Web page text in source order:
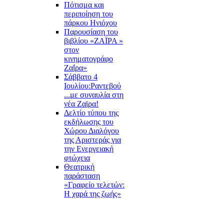
Πότισμα και
περιποίηση του
πάρκου Ηνιόχου
Παρουσίαση του
βιβλίου «ΖΑΪΡΑ »
στον
κινηματογράφο
Ζαΐρα»
Σάββατο 4
Ιουλίου:Ραντεβού
...με συναυλία στη
νέα Ζαϊρα!
Δελτίο τύπου της
εκδήλωσης του
Χώρου Διαλόγου
της Αριστεράς για
την Ενεργειακή
φτώχεια
Θεατρική
παράσταση
«Γραφείο τελετών:
Η χαρά της ζωής»